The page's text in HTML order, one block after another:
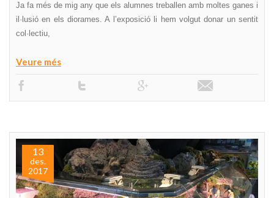
Ja fa més de mig any que els alumnes treballen amb moltes ganes i
il·lusió en els diorames. A l’exposició li hem volgut donar un sentit
col·lectiu,
Veure més
13
des.
2017